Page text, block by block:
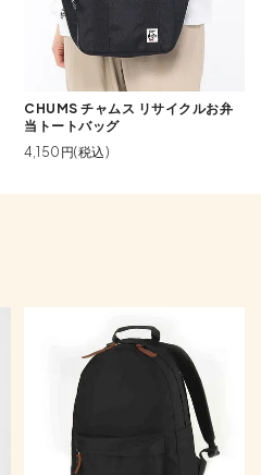
CHUMS チャムス リサイクルお弁
当トートバッグ
4,150円(税込)